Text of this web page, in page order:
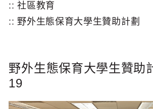
:: 社區教育
:: 野外生態保育大學生贊助計劃
野外生態保育大學生贊助
19